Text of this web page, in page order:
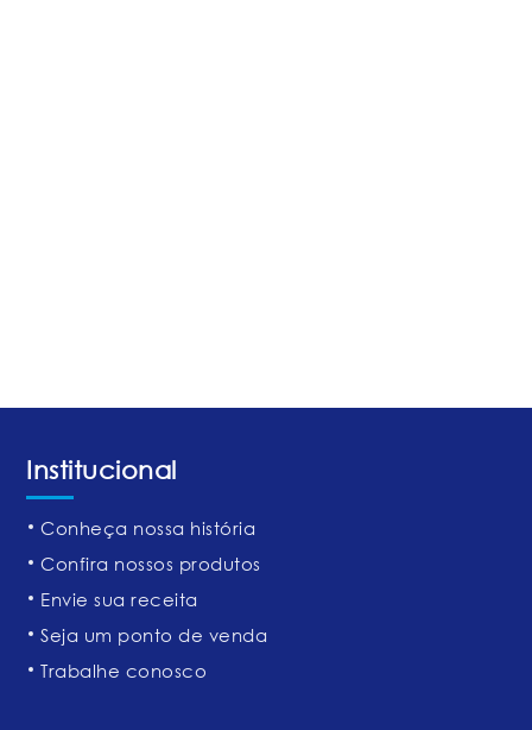
Institucional
Conheça nossa história
Confira nossos produtos
Envie sua receita
Seja um ponto de venda
Trabalhe conosco